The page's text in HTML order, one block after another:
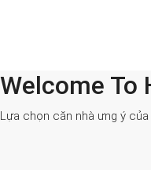
Welcome To
Lựa chọn căn nhà ưng ý của